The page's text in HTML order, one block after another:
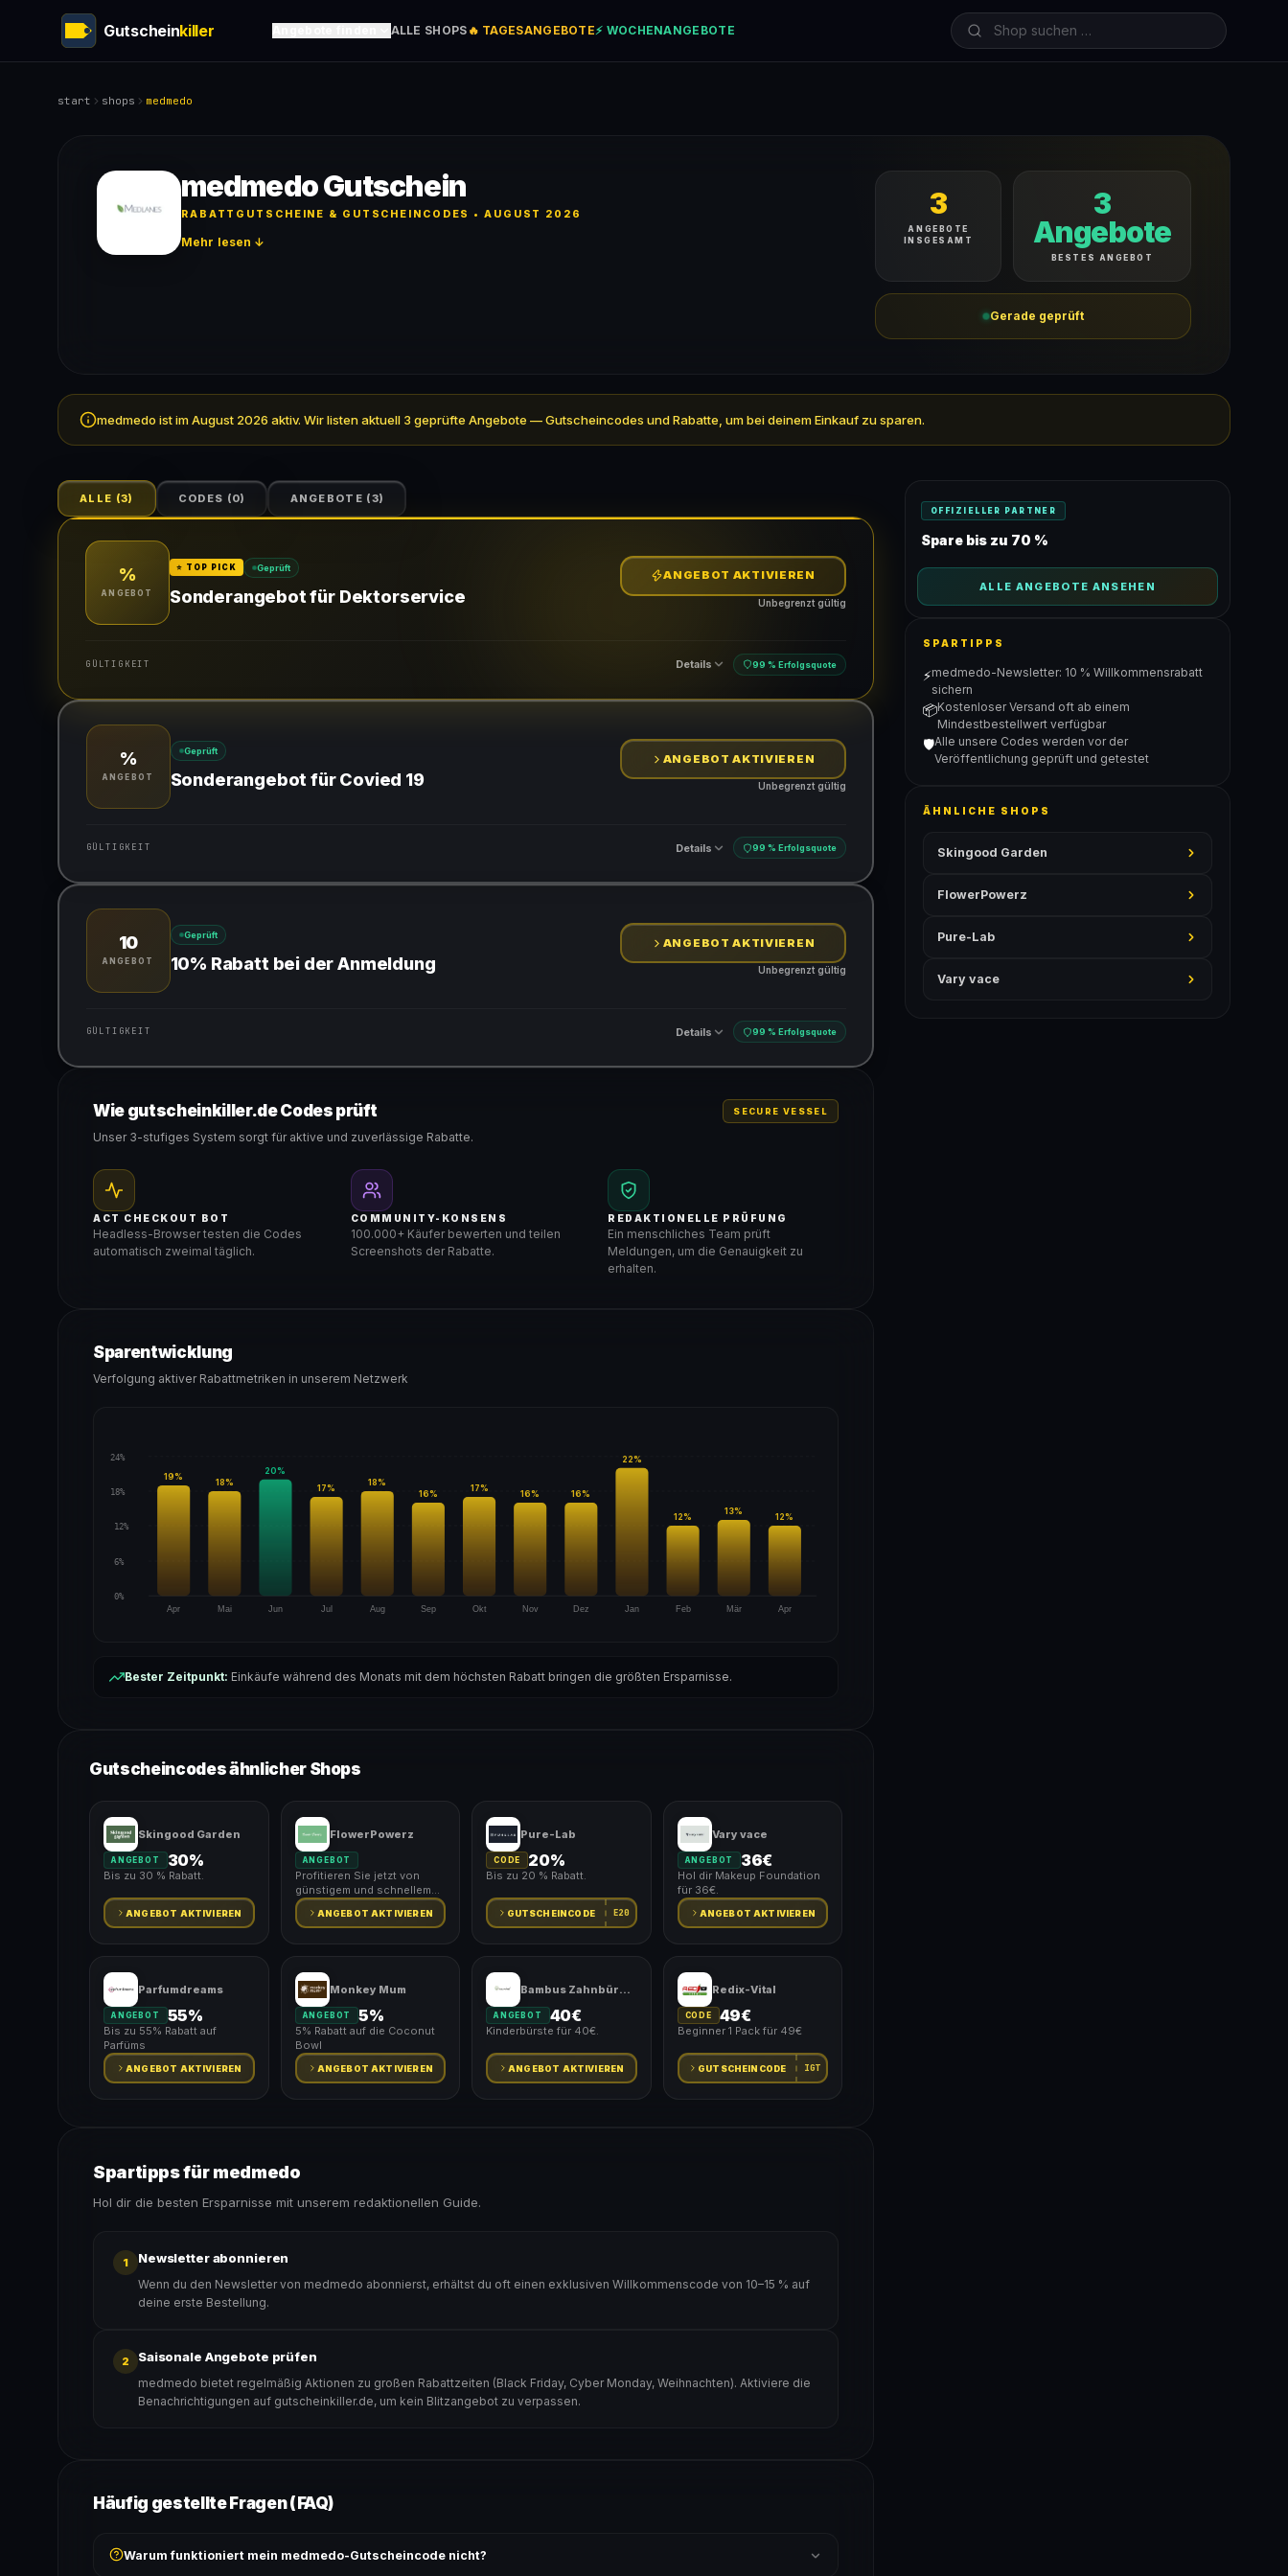
Gutscheinkiller ALLE SHOPS 🔥 TAGESANGEBOTE⚡ WOCHENANGEBOTE
start shops medmedo
medmedo Gutschein
RABATTGUTSCHEINE & GUTSCHEINCODES • AUGUST 2026
Mehr lesen ↓
3
ANGEBOTE
INSGESAMT
3
Angebote
BESTES ANGEBOT
Gerade geprüft
medmedo ist im August 2026 aktiv. Wir listen aktuell 3 geprüfte Angebote — Gutscheincodes und Rabatte, um bei deinem Einkauf zu sparen.
ALLE (3) CODES (0) ANGEBOTE (3)
%
ANGEBOT
⭐ TOP PICK Geprüft
Sonderangebot für Dektorservice
ANGEBOT AKTIVIEREN
Unbegrenzt gültig
GÜLTIGKEIT Details 99 % Erfolgsquote
Gültig für teilnehmende Produkte
%
ANGEBOT
Geprüft
Sonderangebot für Covied 19
ANGEBOT AKTIVIEREN
Unbegrenzt gültig
GÜLTIGKEIT Details 99 % Erfolgsquote
Gültig für teilnehmende Produkte
10
ANGEBOT
Geprüft
10% Rabatt bei der Anmeldung
ANGEBOT AKTIVIEREN
Unbegrenzt gültig
GÜLTIGKEIT Details 99 % Erfolgsquote
Gültig für teilnehmende Produkte
Wie gutscheinkiller.de Codes prüft
Unser 3-stufiges System sorgt für aktive und zuverlässige Rabatte.
SECURE VESSEL
ACT CHECKOUT BOT
Headless-Browser testen die Codes
automatisch zweimal täglich.
COMMUNITY-KONSENS
100.000+ Käufer bewerten und teilen
Screenshots der Rabatte.
REDAKTIONELLE PRÜFUNG
Ein menschliches Team prüft
Meldungen, um die Genauigkeit zu
erhalten.
Sparentwicklung
Verfolgung aktiver Rabattmetriken in unserem Netzwerk
24%
18%
12%
6%
0%
Apr
19%
Mai
18%
Jun
20%
Jul
17%
Aug
18%
Sep
16%
Okt
17%
Nov
16%
Dez
16%
Jan
22%
Feb
12%
Mär
13%
Apr
12%
Bester Zeitpunkt: Einkäufe während des Monats mit dem höchsten Rabatt bringen die größten Ersparnisse.
Gutscheincodes ähnlicher Shops
Skingood Garden
ANGEBOT 30%
Bis zu 30 % Rabatt.
ANGEBOT AKTIVIEREN
FlowerPowerz
ANGEBOT
Profitieren Sie jetzt von
günstigem und schnellem
Versand.
ANGEBOT AKTIVIEREN
Pure-Lab
CODE 20%
Bis zu 20 % Rabatt.
GUTSCHEINCODE E20
Vary vace
ANGEBOT 36€
Hol dir Makeup Foundation
für 36€.
ANGEBOT AKTIVIEREN
Parfumdreams
ANGEBOT 55%
Bis zu 55% Rabatt auf
Parfüms
ANGEBOT AKTIVIEREN
Monkey Mum
ANGEBOT 5%
5% Rabatt auf die Coconut
Bowl
ANGEBOT AKTIVIEREN
Bambus Zahnbürste
ANGEBOT 40€
Kinderbürste für 40€.
ANGEBOT AKTIVIEREN
Redix-Vital
CODE 49€
Beginner 1 Pack für 49€
GUTSCHEINCODE IGT
Spartipps für medmedo
Hol dir die besten Ersparnisse mit unserem redaktionellen Guide.
1 Newsletter abonnieren
Wenn du den Newsletter von medmedo abonnierst, erhältst du oft einen exklusiven Willkommenscode von 10–15 % auf
deine erste Bestellung.
2 Saisonale Angebote prüfen
medmedo bietet regelmäßig Aktionen zu großen Rabattzeiten (Black Friday, Cyber Monday, Weihnachten). Aktiviere die
Benachrichtigungen auf gutscheinkiller.de, um kein Blitzangebot zu verpassen.
Häufig gestellte Fragen (FAQ)
Warum funktioniert mein medmedo-Gutscheincode nicht?
OFFIZIELLER PARTNER
Spare bis zu 70 %
ALLE ANGEBOTE ANSEHEN
SPARTIPPS
⚡medmedo-Newsletter: 10 % Willkommensrabatt
sichern
📦Kostenloser Versand oft ab einem
Mindestbestellwert verfügbar
🛡️Alle unsere Codes werden vor der
Veröffentlichung geprüft und getestet
ÄHNLICHE SHOPS
Skingood Garden
FlowerPowerz
Pure-Lab
Vary vace